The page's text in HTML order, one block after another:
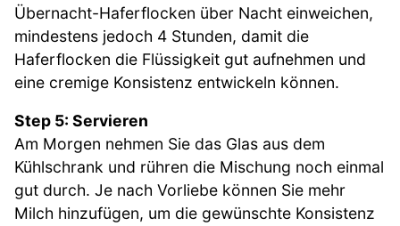
Übernacht-Haferflocken über Nacht einweichen,
mindestens jedoch 4 Stunden, damit die
Haferflocken die Flüssigkeit gut aufnehmen und
eine cremige Konsistenz entwickeln können.
Step 5: Servieren
Am Morgen nehmen Sie das Glas aus dem
Kühlschrank und rühren die Mischung noch einmal
gut durch. Je nach Vorliebe können Sie mehr
Milch hinzufügen, um die gewünschte Konsistenz